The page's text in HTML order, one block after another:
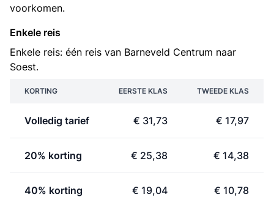
voorkomen.
Enkele reis
Enkele reis: één reis van Barneveld Centrum naar
Soest.
KORTING EERSTE KLAS TWEEDE KLAS
Volledig tarief € 31,73 € 17,97
20% korting € 25,38 € 14,38
40% korting € 19,04 € 10,78